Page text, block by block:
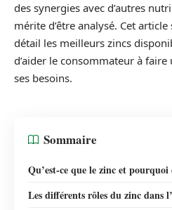
des synergies avec d’autres
mérite d’être analysé. Cet
détail les meilleurs zincs
d’aider le consommateur à
ses besoins.
Sommaire
Qu’est-ce que le zinc et pourquoi
Les différents rôles du zinc dans